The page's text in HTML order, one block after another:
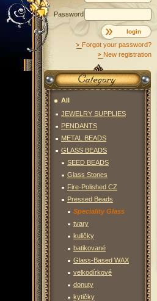
All
JEWELRY SUPPLIES
PENDANTS
METAL BEADS
GLASS BEADS
SEED BEADS
Glass Stones
Fire-Polished CZ
Pressed Beads
Speciality Glass
tvary
kuličky
batikované
Glass-Based WAX
velkodírkové
donuty
kytičky
Password
login
Forgot your password?
New registration